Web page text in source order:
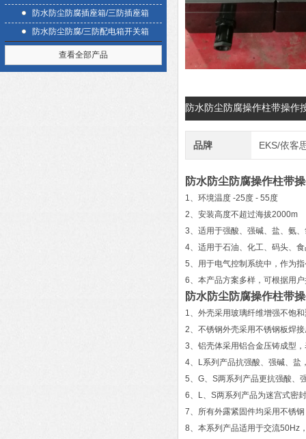
防水防尘防腐插座箱/三防插座箱
防水防尘防腐/三防配电箱开关箱
查看全部产品
防水防尘防腐操作柱带操作
品牌 EKS/依客
防水防尘防腐操作柱带
1、环境温度 -25度 - 55度
2、安装高度不超过海拔2000m
3、适用于强酸、强碱、盐、氨
4、适用于石油、化工、码头、
5、用于电气控制系统中，作为
6、本产品方案多样，可根据用
防水防尘防腐操作柱带
1、外壳采用玻璃纤维增强不饱
2、不锈钢外壳采用不锈钢板焊
3、铝壳体采用铝合金压铸成型
4、L系列产品抗强酸、强碱、盐
5、G、S两系列产品更抗强酸、
6、L、S两系列产品为迷宫式密
7、所有外露紧固件均采用不锈
8、本系列产品适用于交流50Hz